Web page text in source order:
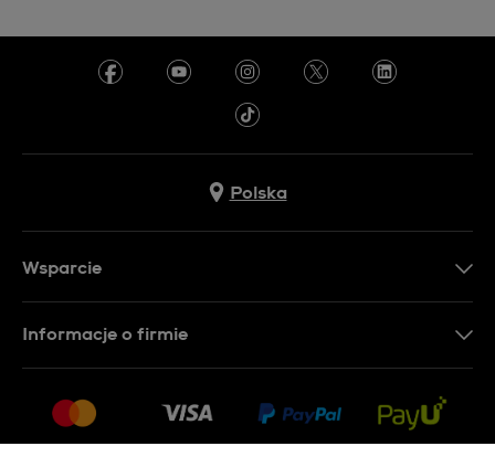
Polska
Wsparcie
Zwroty i reklamacje
Informacje o firmie
Praca